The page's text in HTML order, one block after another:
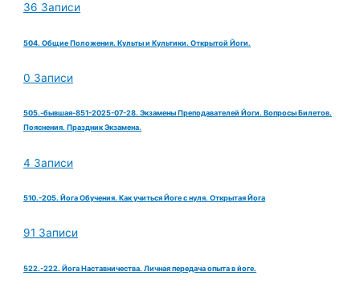
36 Записи
504. Общие Положения. Культы и Культики. Открытой Йоги.
0 Записи
505.-бывшая-851-2025-07-28. Экзамены Преподавателей Йоги. Вопросы Билетов.
Пояснения. Праздник Экзамена.
4 Записи
510.-205. Йога Обучения. Как учиться Йоге с нуля. Открытая Йога
91 Записи
522.-222. Йога Наставничества. Личная передача опыта в йоге.